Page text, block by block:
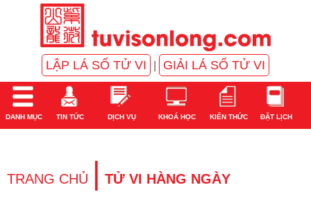
LẬP LÁ SỐ TỬ VI GIẢI LÁ SỐ TỬ VI
DANH MỤC TIN TỨC DỊCH VỤ KHOÁ HỌC KIẾN THỨC ĐẶT LỊCH
TRANG CHỦ | TỬ VI HÀNG NGÀY